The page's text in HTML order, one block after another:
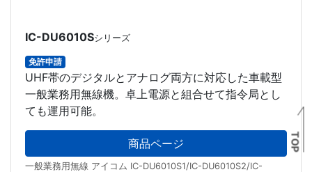
IC-DU6010Sシリーズ
免許申請
UHF帯のデジタルとアナログ両方に対応した車載型
一般業務用無線機。卓上電源と組合せて指令局とし
ても運用可能。
商品ページ
一般業務用無線 アイコム IC-DU6010S1/IC-DU6010S2/IC-
TOP